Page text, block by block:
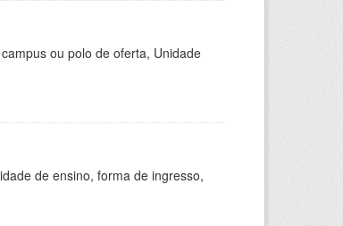
ou polo de oferta, Unidade
de ensino, forma de ingresso,